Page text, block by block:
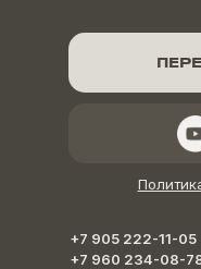
+7 905 222-11-05
+7 960 234-08-